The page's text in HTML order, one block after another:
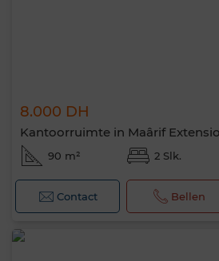
8.000 DH
Kantoorruimte in Maârif
90 m² 2 Slk.
Contact Bellen